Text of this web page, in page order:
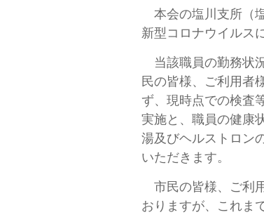
本会の塩川支所（
新型コロナウイルス
当該職員の勤務状
民の皆様、ご利用者
ず、現時点での検査
実施と、職員の健康
湯及びヘルストロン
いただきます。
市民の皆様、ご利
おりますが、これま